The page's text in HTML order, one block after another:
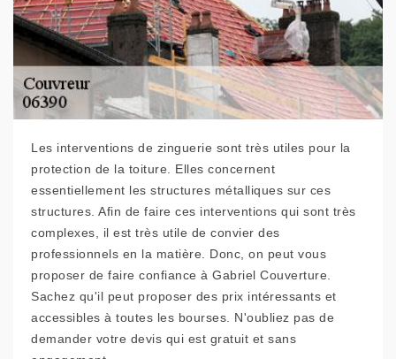
Les interventions de zinguerie sont très utiles pour la
protection de la toiture. Elles concernent
essentiellement les structures métalliques sur ces
structures. Afin de faire ces interventions qui sont très
complexes, il est très utile de convier des
professionnels en la matière. Donc, on peut vous
proposer de faire confiance à Gabriel Couverture.
Sachez qu'il peut proposer des prix intéressants et
accessibles à toutes les bourses. N'oubliez pas de
demander votre devis qui est gratuit et sans